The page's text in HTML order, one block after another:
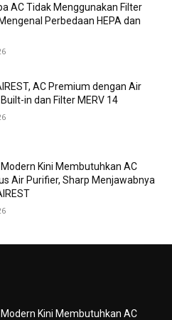
AC Tidak Menggunakan Filter
Perbedaan HEPA dan
AC Premium dengan Air
in dan Filter MERV 14
Kini Membutuhkan AC
Air Purifier, Sharp Menjawabnya
Kini Membutuhkan AC